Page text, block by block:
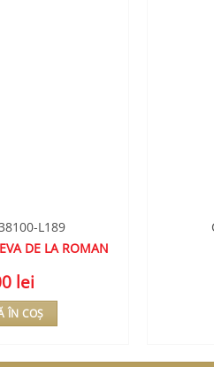
L189
DE LA ROMAN
lei
ÎN COȘ